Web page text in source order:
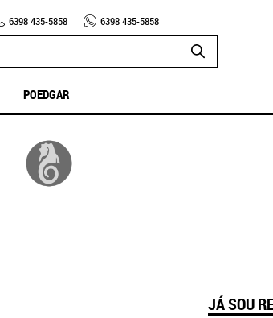
6398435-5858 6398435-5858
POEDGAR
JÁ SOU